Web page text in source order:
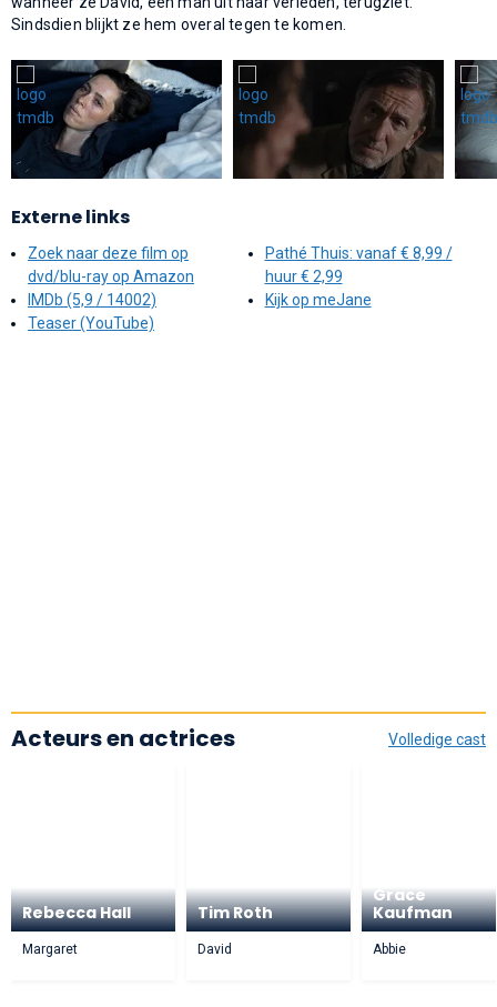
Sindsdien blijkt ze hem overal tegen te komen.
Externe links
Zoek naar deze film op
dvd/blu-ray op Amazon
IMDb (5,9 / 14002)
Teaser (YouTube)
Pathé Thuis: vanaf € 8,99 /
huur € 2,99
Kijk op meJane
Volledige cast
Acteurs en actrices
Rebecca Hall
Margaret
Tim Roth
David
Grace
Kaufman
Abbie